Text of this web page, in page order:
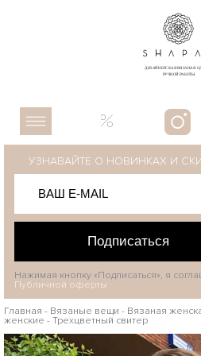
УЗНАВАЙТЕ О НОВИНКАХ И
Подписаться
Нажимая кнопку «Подписаться», я
Публичной оферты
Главная - Вязаные вещи - Вязаная
женские - Трехцветный свитер